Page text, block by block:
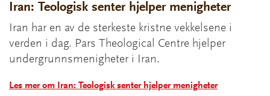
Iran: Teologisk senter hjelper menigheter
Iran har en av de sterkeste kristne vekkelsene i
verden i dag. Pars Theological Centre hjelper
undergrunnsmenigheter i Iran.
Les mer om Iran: Teologisk senter hjelper menigheter